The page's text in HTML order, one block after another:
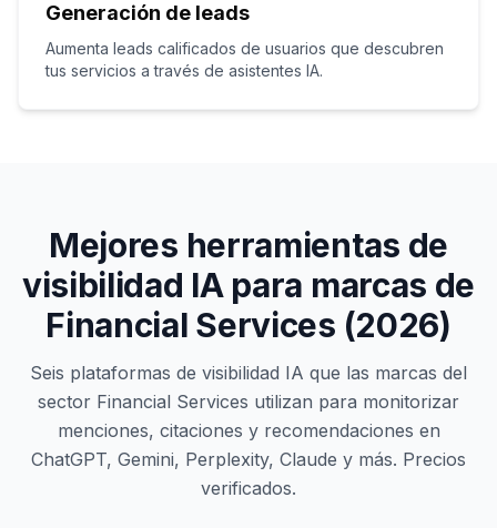
Generación de leads
Aumenta leads calificados de usuarios que descubren
tus servicios a través de asistentes IA.
Mejores herramientas de
visibilidad IA para marcas de
Financial Services (2026)
Seis plataformas de visibilidad IA que las marcas del
sector Financial Services utilizan para monitorizar
menciones, citaciones y recomendaciones en
ChatGPT, Gemini, Perplexity, Claude y más. Precios
verificados.